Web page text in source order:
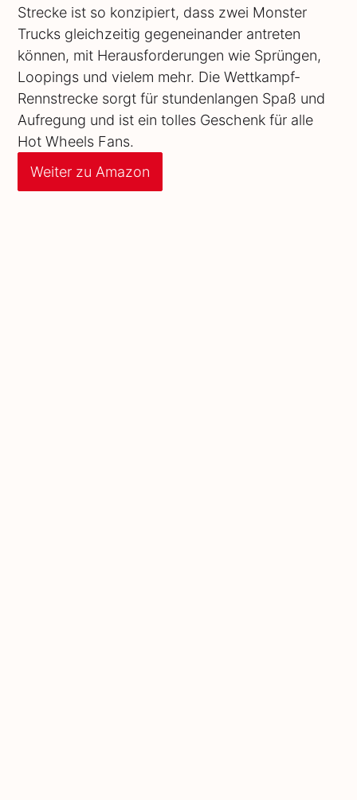
Strecke ist so konzipiert, dass zwei Monster
Trucks gleichzeitig gegeneinander antreten
können, mit Herausforderungen wie Sprüngen,
Loopings und vielem mehr. Die Wettkampf-
Rennstrecke sorgt für stundenlangen Spaß und
Aufregung und ist ein tolles Geschenk für alle
Hot Wheels Fans.
Weiter zu Amazon